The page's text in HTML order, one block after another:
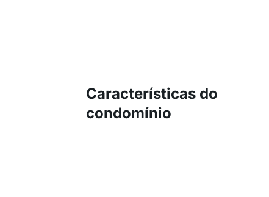
Características do
condomínio